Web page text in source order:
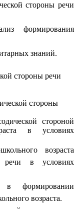
стороны речи
формирования
знаний.
стороны речи
стороны
стороной
в условиях
возраста
речи в условиях
в формировании
возраста.